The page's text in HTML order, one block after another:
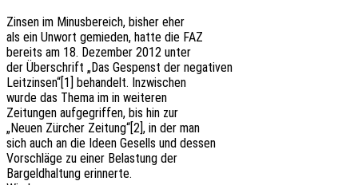
Zinsen im Minus­be­reich, bisher eher
als ein Unwort gemie­den, hatte die FAZ
bereits am 18. Dezem­ber 2012 unter
der Über­schrift „Das Gespenst der negativen
Leitzinsen“[1] behan­delt. Inzwischen
wurde das Thema im in weiteren
Zeitun­gen aufge­grif­fen, bis hin zur
„Neuen Zürcher Zeitung“[2], in der man
sich auch an die Ideen Gesells und dessen
Vorschlä­ge zu einer Belas­tung der
Bargeld­hal­tung erinnerte.